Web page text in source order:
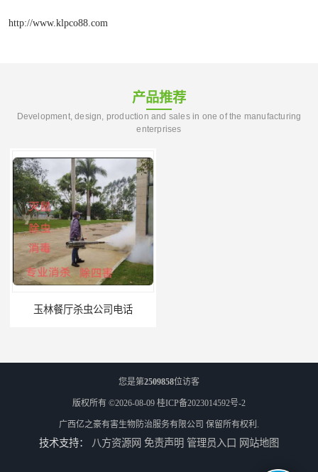
http://www.klpco88.com
产品推荐
Development, design, production and sales in one of the manufacturing
enterprises
玉林餐厅杀虫公司电话
您是第2509858位访客
版权所有 ©2026-08-09 桂ICP备2023014592号-2
广西亿之豪有害生物防治服务有限公司 保留所有权利.
技术支持： 八方资源网 免责声明 管理员入口 网站地图